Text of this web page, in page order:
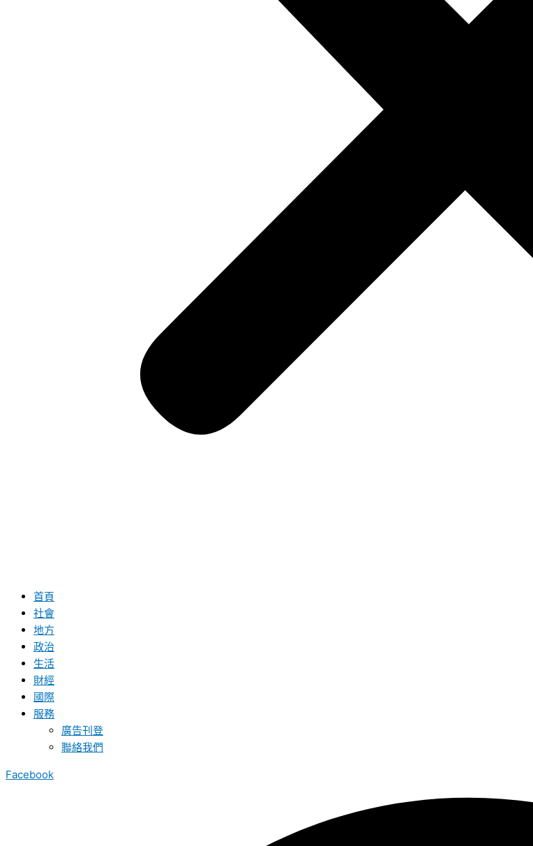
首頁
社會
地方
政治
生活
財經
國際
服務
廣告刊登
聯絡我們
Facebook